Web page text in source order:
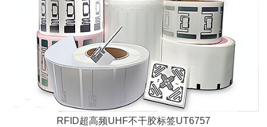
RFID超高频UHF不干胶标签UT6757